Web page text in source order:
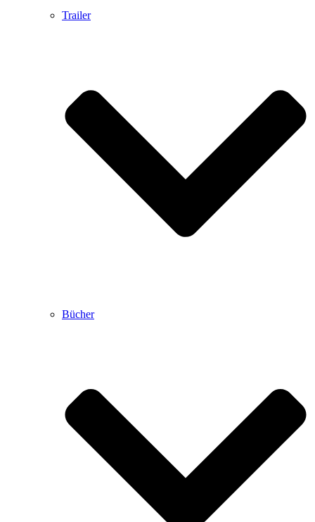
Trailer
Bücher